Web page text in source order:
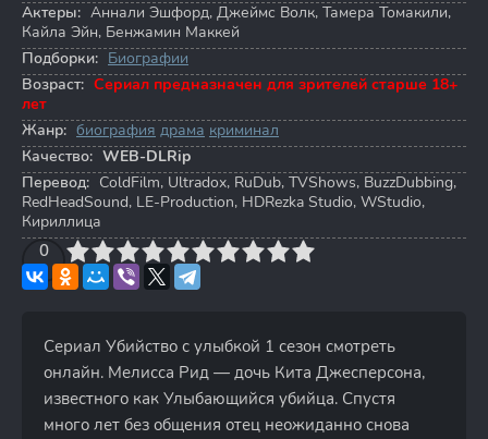
Актеры: Аннали Эшфорд, Джеймс Волк, Тамера Томакили,
Кайла Эйн, Бенжамин Маккей
Подборки: Биографии
Возраст: Сериал предназначен для зрителей старше 18+
лет
Жанр: биография драма криминал
Качество: WEB-DLRip
Перевод: ColdFilm, Ultradox, RuDub, TVShows, BuzzDubbing,
RedHeadSound, LE-Production, HDRezka Studio, WStudio,
Кириллица
0
4 6 7 8 9 10
Сериал Убийство с улыбкой 1 сезон смотреть
онлайн. Мелисса Рид — дочь Кита Джесперсона,
известного как Улыбающийся убийца. Спустя
много лет без общения отец неожиданно снова